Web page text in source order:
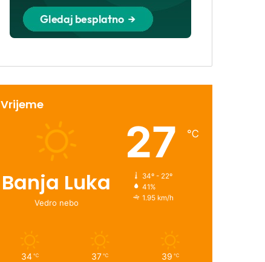
Vrijeme
Banja Luka
Vedro nebo
27 ℃
34º - 22º
41%
1.95 km/h
34 ℃ 37 ℃ 39 ℃